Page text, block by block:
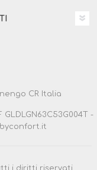
CR Italia
GLDLGN63C53G004T -
i diritti riservati